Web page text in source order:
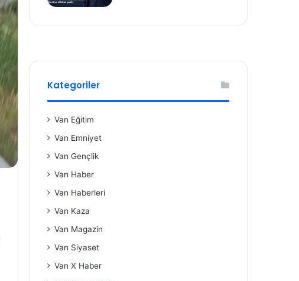
Kategoriler
Van Eğitim
Van Emniyet
Van Gençlik
Van Haber
Van Haberleri
Van Kaza
Van Magazin
Van Siyaset
Van X Haber